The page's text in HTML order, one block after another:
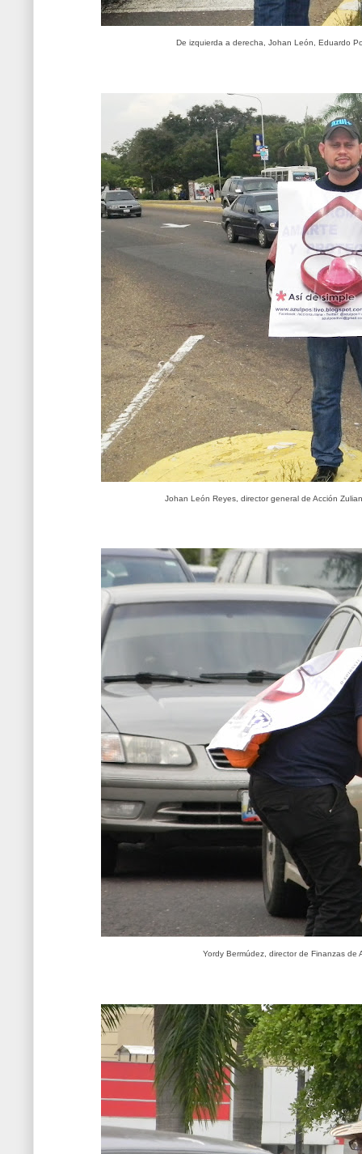
De izquierda a derecha, Johan León, Eduardo
Johan León Reyes, director general de Acción
Yordy Bermúdez, director de Finanzas